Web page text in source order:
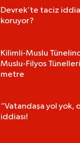
Devrek’te taciz
koruyor?
Kilimli-Muslu
Muslu-Filyos
metre
“Vatandaşa yol yok,
iddiası!